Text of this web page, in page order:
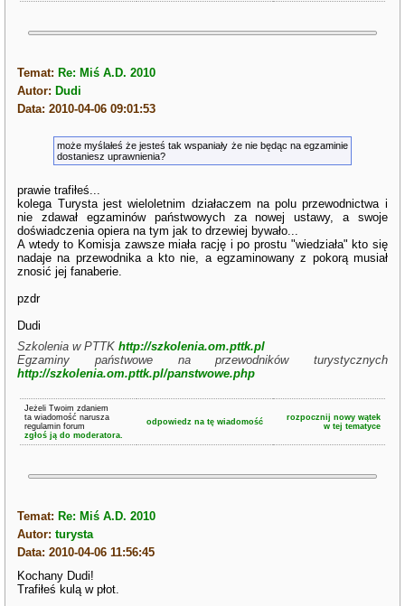
Temat: Re: Miś A.D. 2010
Autor: Dudi
Data: 2010-04-06 09:01:53
może myślałeś że jesteś tak wspaniały że nie będąc na egzaminie
dostaniesz uprawnienia?
prawie trafiłeś...
kolega Turysta jest wieloletnim działaczem na polu przewodnictwa i
nie zdawał egzaminów państwowych za nowej ustawy, a swoje
doświadczenia opiera na tym jak to drzewiej bywało...
A wtedy to Komisja zawsze miała rację i po prostu "wiedziała" kto się
nadaje na przewodnika a kto nie, a egzaminowany z pokorą musiał
znosić jej fanaberie.
pzdr
Dudi
Szkolenia w PTTKhttp://szkolenia.om.pttk.pl
Egzaminy państwowe na przewodników turystycznych
http://szkolenia.om.pttk.pl/panstwowe.php
Jeżeli Twoim zdaniem
ta wiadomość narusza
regulamin forum
zgłoś ją do moderatora.
odpowiedz na tę wiadomość
rozpocznij nowy wątek
w tej tematyce
Temat: Re: Miś A.D. 2010
Autor:turysta
Data: 2010-04-06 11:56:45
Kochany Dudi!
Trafiłeś kulą w płot.